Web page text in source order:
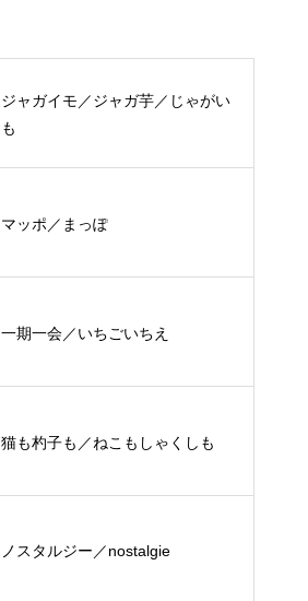
ジャガイモ／ジャガ芋／じゃがい
も
マッポ／まっぽ
一期一会／いちごいちえ
猫も杓子も／ねこもしゃくしも
ノスタルジー／nostalgie